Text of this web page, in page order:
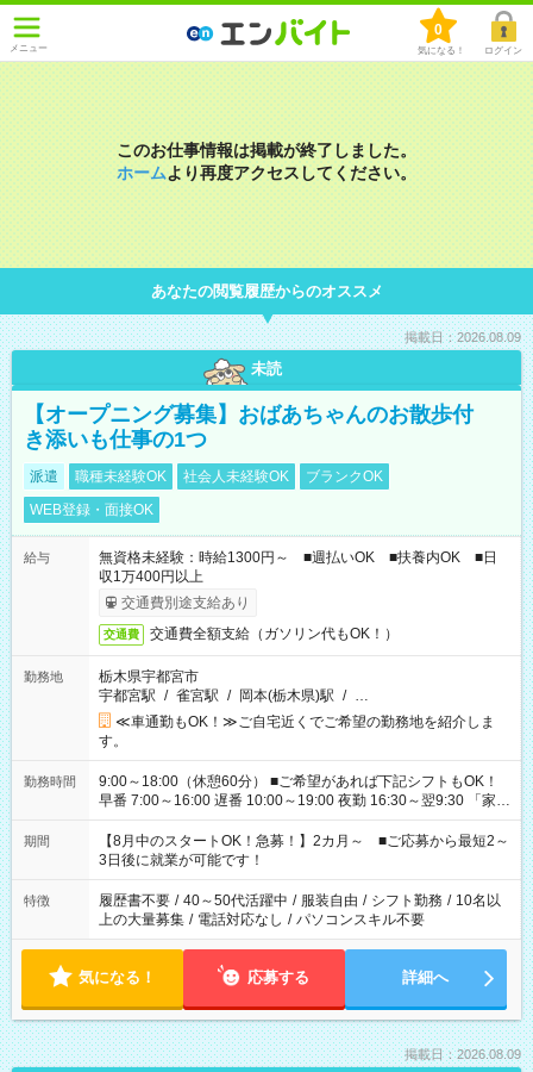
メニュー
0
気になる！ ログイン
このお仕事情報は掲載が終了しました。
ホームより再度アクセスしてください。
あなたの閲覧履歴からのオススメ
掲載日：2026.08.09
未読
【オープニング募集】おばあちゃんのお散歩付
き添いも仕事の1つ
派遣 職種未経験OK 社会人未経験OK
ブランクOK
WEB登録・面接OK
給与
無資格未経験：時給1300円～ ■週払いOK ■扶養内OK ■日
収1万400円以上
交通費別途支給あり
交通費 交通費全額支給（ガソリン代もOK！）
勤務地
栃木県宇都宮市
宇都宮駅 / 雀宮駅 / 岡本(栃木県)駅 / …
≪車通勤もOK！≫ご自宅近くでご希望の勤務地を紹介しま
す。
勤務時間
9:00～18:00（休憩60分） ■ご希望があれば下記シフトもOK！
早番 7:00～16:00 遅番 10:00～19:00 夜勤 16:30～翌9:30 「家族
と休みを合わせたい」 「余裕を持って夕飯の準備がしたい」
「できれば残業はしたくない」 など、ご希望を教えてください
ね。 ※Wワーク希望の方へ 今ご覧のお仕事で希望する勤務時間
と、もう1つのお仕事の勤務時間。 合計で週40時間を超える場
合は応募できません。
期間
【8月中のスタートOK！急募！】2カ月～ ■ご応募から最短2～
3日後に就業が可能です！
特徴 履歴書不要 / 40～50代活躍中 / 服装自由 / シフト勤務 / 10名以
上の大量募集 / 電話対応なし / パソコンスキル不要
気になる！ 応募する 詳細へ
掲載日：2026.08.09